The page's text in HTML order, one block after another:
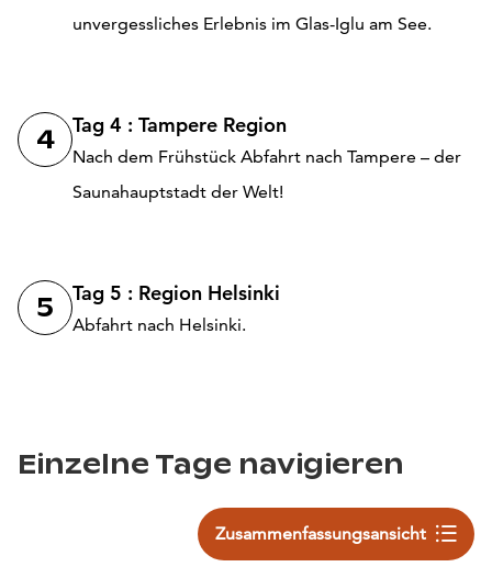
unvergessliches Erlebnis im Glas-Iglu am See.
4 Tag 4 : Tampere Region
Nach dem Frühstück Abfahrt nach Tampere – der
Saunahauptstadt der Welt!
5 Tag 5 : Region Helsinki
Abfahrt nach Helsinki.
Einzelne Tage navigieren
Zusammenfassungsansicht